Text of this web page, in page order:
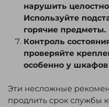
нарушить
Используйте
горячие предметы.
Контроль
проверяйте
особенно у
Эти несложные
продлить срок службы